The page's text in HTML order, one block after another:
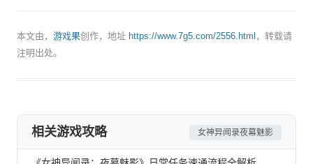
本文由， 游戏果创作，地址 https://www.7g5.com/2556.html ，转载请
注明出处。
相关游戏攻略 女神异闻录夜幕魅影